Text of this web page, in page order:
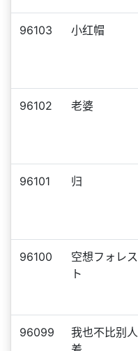
96103 小红帽
96102 老婆
96101 归
96100
空想フォレス
ト
96099
我也不比别人